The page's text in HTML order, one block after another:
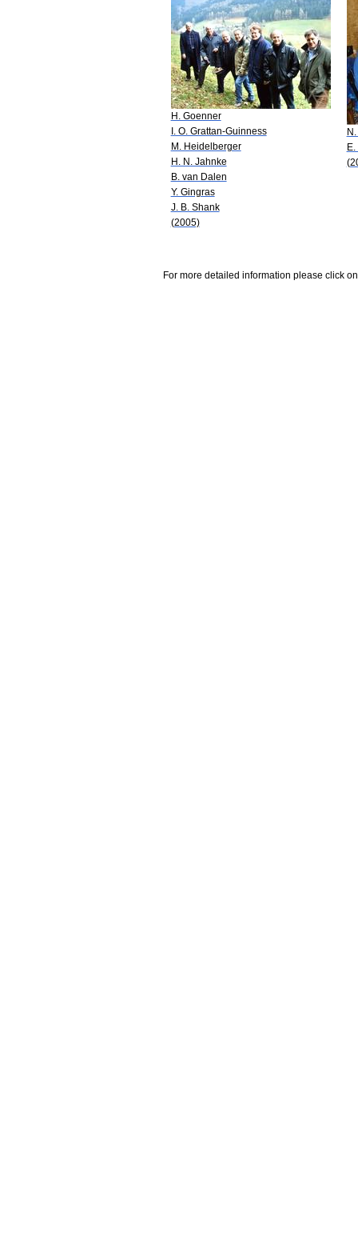
H. Goenner
I. O. Grattan-Guinness
M. Heidelberger
H. N. Jahnke
B. van Dalen
Y. Gingras
J. B. Shank
(2005)
For more detailed information please click